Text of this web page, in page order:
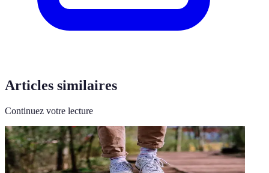
Articles similaires
Continuez votre lecture